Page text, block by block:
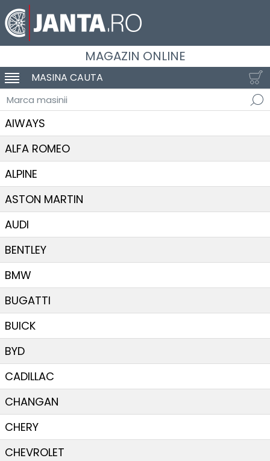
MAGAZIN ONLINE
SCHIMBA NAVIGAREA
MASINA CAUTA
Marca masinii
AIWAYS
ALFA ROMEO
ALPINE
ASTON MARTIN
AUDI
BENTLEY
BMW
BUGATTI
BUICK
BYD
CADILLAC
CHANGAN
CHERY
CHEVROLET